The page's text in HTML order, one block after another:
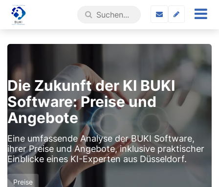
Die Zukunft der KI BUKI
Software: Preise und
Angebote
Eine umfassende Analyse der BUKI Software,
ihrer Preise und Angebote, inklusive praktischer
Einblicke eines KI-Experten aus Düsseldorf.
Preise